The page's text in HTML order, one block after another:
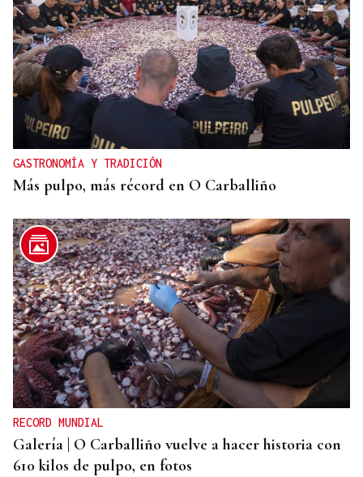
GASTRONOMÍA Y TRADICIÓN
Más pulpo, más récord en O Carballiño
RECORD MUNDIAL
Galería | O Carballiño vuelve a hacer historia con
610 kilos de pulpo, en fotos